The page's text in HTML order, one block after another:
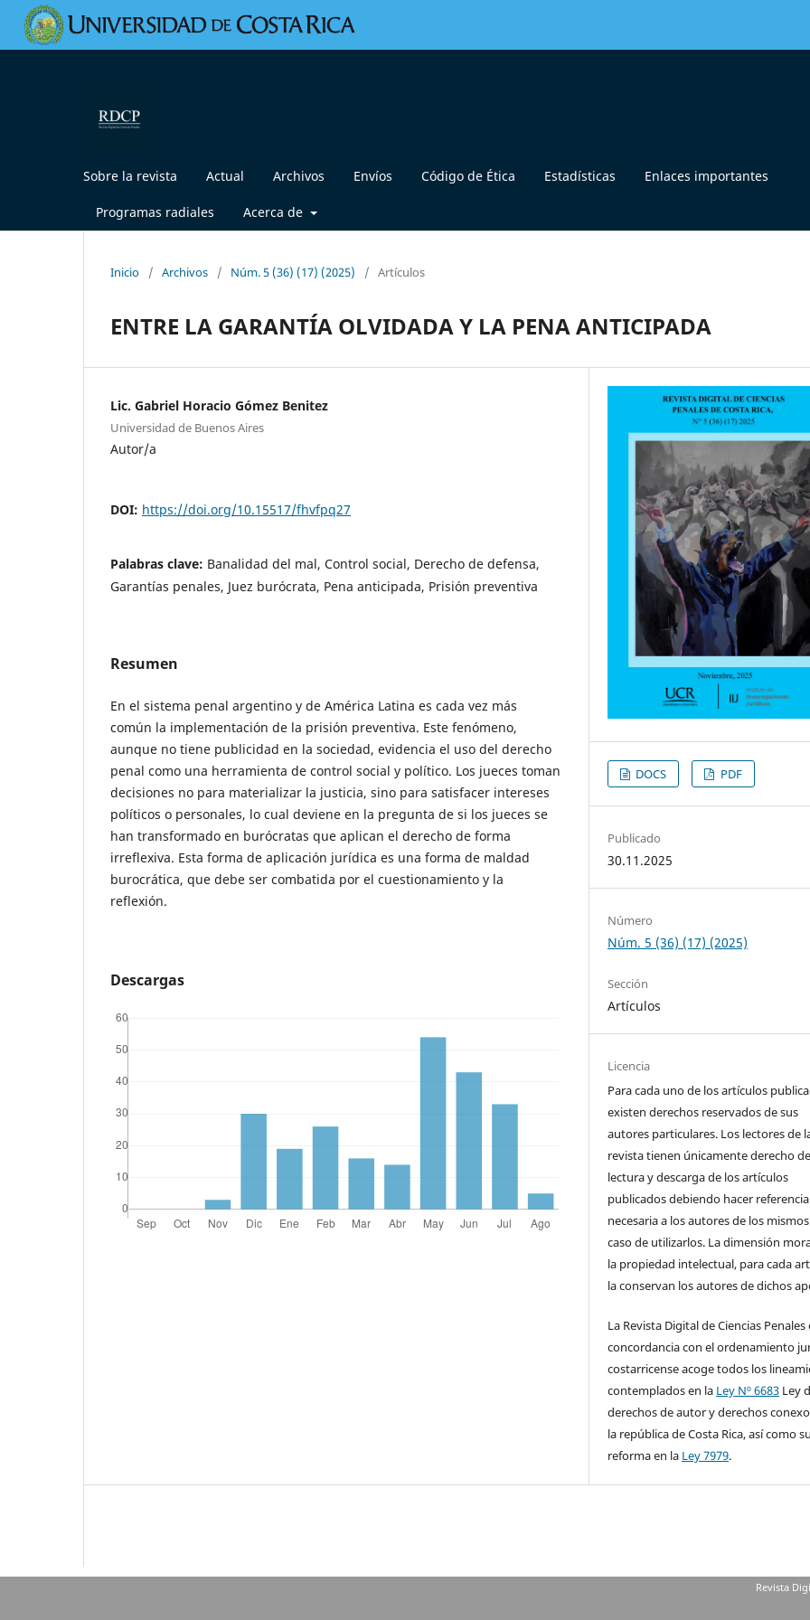
Sobre la revista Actual Archivos Envíos Código de Ética Estadísticas Enlaces importantes
Programas radiales Acerca de
Inicio / Archivos / Núm. 5 (36) (17) (2025) / Artículos
ENTRE LA GARANTÍA OLVIDADA Y LA PENA ANTICIPADA
Lic. Gabriel Horacio Gómez Benitez
Universidad de Buenos Aires
Autor/a
DOI: https://doi.org/10.15517/fhvfpq27
Palabras clave: Banalidad del mal, Control social, Derecho de defensa,
Garantías penales, Juez burócrata, Pena anticipada, Prisión preventiva
Resumen
En el sistema penal argentino y de América Latina es cada vez más
común la implementación de la prisión preventiva. Este fenómeno,
aunque no tiene publicidad en la sociedad, evidencia el uso del derecho
penal como una herramienta de control social y político. Los jueces toman
decisiones no para materializar la justicia, sino para satisfacer intereses
políticos o personales, lo cual deviene en la pregunta de si los jueces se
han transformado en burócratas que aplican el derecho de forma
irreflexiva. Esta forma de aplicación jurídica es una forma de maldad
burocrática, que debe ser combatida por el cuestionamiento y la
reflexión.
Descargas
DOCS PDF
Publicado
30.11.2025
Número
Núm. 5 (36) (17) (2025)
Sección
Artículos
Licencia
Para cada uno de los artículos
existen derechos reservados de sus
autores particulares. Los lectores de
revista tienen únicamente derecho de
lectura y descarga de los artículos
publicados debiendo hacer referencia
necesaria a los autores de los
caso de utilizarlos. La dimensión
la propiedad intelectual, para cada
la conservan los autores de dichos
La Revista Digital de Ciencias Penales
concordancia con el ordenamiento
costarricense acoge todos los
contemplados en la Ley Nº 6683 Ley
derechos de autor y derechos
la república de Costa Rica, así como su
reforma en la Ley 7979.
Revista